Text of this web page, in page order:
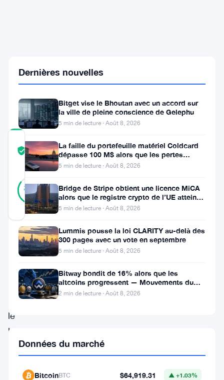
Prometteur,
Selon
Trump
COMMUNITY
TRUST
SCORE
Vérifié
85 %
RÉEL
Vérifié
votes
Mis à jour 10 mois il y a
lundi
septembre
2025,
le
bitcoin
Dernières nouvelles
Bitget vise le Bhoutan avec un accord sur
la ville de pleine conscience de Gelephu
5 min de lecture · Août 8, 2026
La faille du portefeuille matériel Coldcard
dépasse 100 M$ alors que les pertes
cryptos de juillet atteignent
5 min de lecture · Août 8, 2026
Bridge de Stripe obtient une licence MiCA
alors que le registre crypto de l’UE atteint
324 prestataires
5 min de lecture · Août 8, 2026
Lummis pousse la loi CLARITY au-delà des
300 pages avec un vote en septembre
5 min de lecture · Août 8, 2026
Bitway bondit de 16% alors que les
altcoins progressent — Mouvements du
jour 8 août
2 min de lecture · Août 8, 2026
Données du marché
BitcoinBTC $64,919.31 ▲ +1.03%